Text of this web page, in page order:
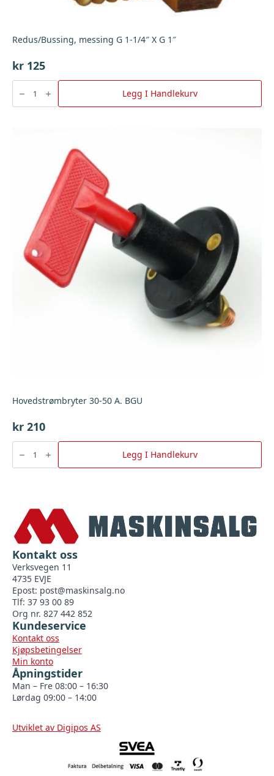
Redus/Bussing, messing G 1-1/4″ X G 1″
kr 125
Redus/Bussing,
messing
1-
Legg I Handlekurv
Hovedstrømbryter 30-50 A. BGU
kr 210
Hovedstrømbryter
50
A.
Legg I Handlekurv
Kontakt oss
Verksvegen 11
4735 EVJE
Epost: post@maskinsalg.no
Tlf: 37 93 00 89
Org nr. 827 442 852
Kundeservice
Kontakt oss
Kjøpsbetingelser
Min konto
Åpningstider
Man – Fre 08:00 – 16:30
Lørdag 09:00 – 14:00
Utviklet av Digipos AS